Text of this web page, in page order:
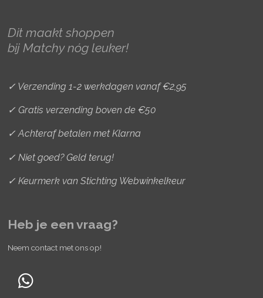
r
a
o
k
e
s
Dit maakt shoppen
bij Matchy nóg leuker!
✓ Verzending 1-2 werkdagen vanaf €2,95
✓ Gratis verzending boven de €50
✓ Achteraf betalen met Klarna
✓ Niet goed? Geld terug!
✓ Keurmerk van Stichting Webwinkelkeur
Heb je een vraag?
Neem contact met ons op!
W